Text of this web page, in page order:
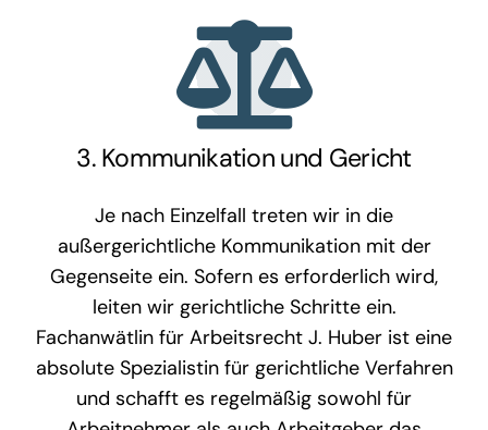
3. Kommunikation und Gericht
Je nach Einzelfall treten wir in die
außergerichtliche Kommunikation mit der
Gegenseite ein. Sofern es erforderlich wird,
leiten wir gerichtliche Schritte ein.
Fachanwätlin für Arbeitsrecht J. Huber ist eine
absolute Spezialistin für gerichtliche Verfahren
und schafft es regelmäßig sowohl für